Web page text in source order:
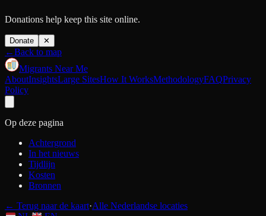
Donations help keep this site online.
Donate ✕
←Back to map
Migrants Near Me
AboutInsightsLarge SitesHow It WorksMethodologyFAQPrivacy
Policy
Op deze pagina
Achtergrond
In het nieuws
Tijdlijn
Kosten
Bronnen
← Terug naar de kaart·Alle Nederlandse locaties